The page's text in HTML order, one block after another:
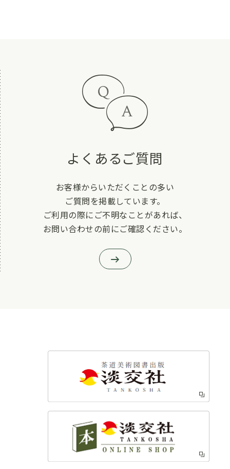
よくあるご質問
お客様からいただくことの多い
ご質問を掲載しています。
ご利用の際にご不明なことがあれば、
お問い合わせの前にご確認ください。